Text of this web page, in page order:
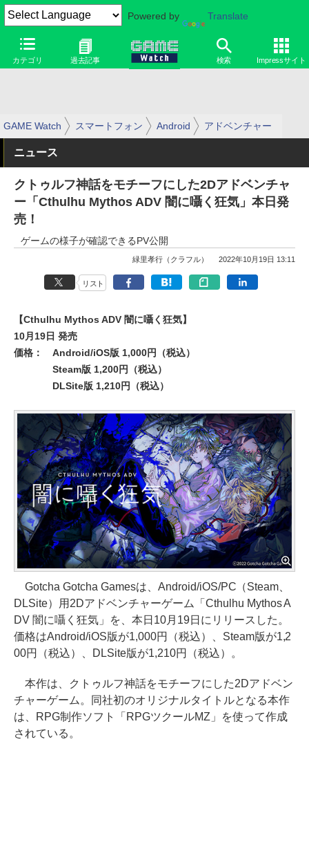
Powered by Translate
カテゴリ 過去記事 検索 Impressサイト
GAME Watch スマートフォン Android アドベンチャー
ニュース
クトゥルフ神話をモチーフにした2Dアドベンチャ
ー「Cthulhu Mythos ADV 闇に囁く狂気」本日発
売！
ゲームの様子が確認できるPV公開
緑里孝行（クラフル） 2022年10月19日 13:11
リスト
【Cthulhu Mythos ADV 闇に囁く狂気】
10月19日 発売
価格：
Android/iOS版 1,000円（税込）
Steam版 1,200円（税込）
DLSite版 1,210円（税込）
Gotcha Gotcha Gamesは、Android/iOS/PC（Steam、
DLSite）用2Dアドベンチャーゲーム「Cthulhu Mythos A
DV 闇に囁く狂気」を、本日10月19日にリリースした。
価格はAndroid/iOS版が1,000円（税込）、Steam版が1,2
00円（税込）、DLSite版が1,210円（税込）。
本作は、クトゥルフ神話をモチーフにした2Dアドベン
チャーゲーム。同社初のオリジナルタイトルとなる本作
は、RPG制作ソフト「RPGツクールMZ」を使って作成
されている。